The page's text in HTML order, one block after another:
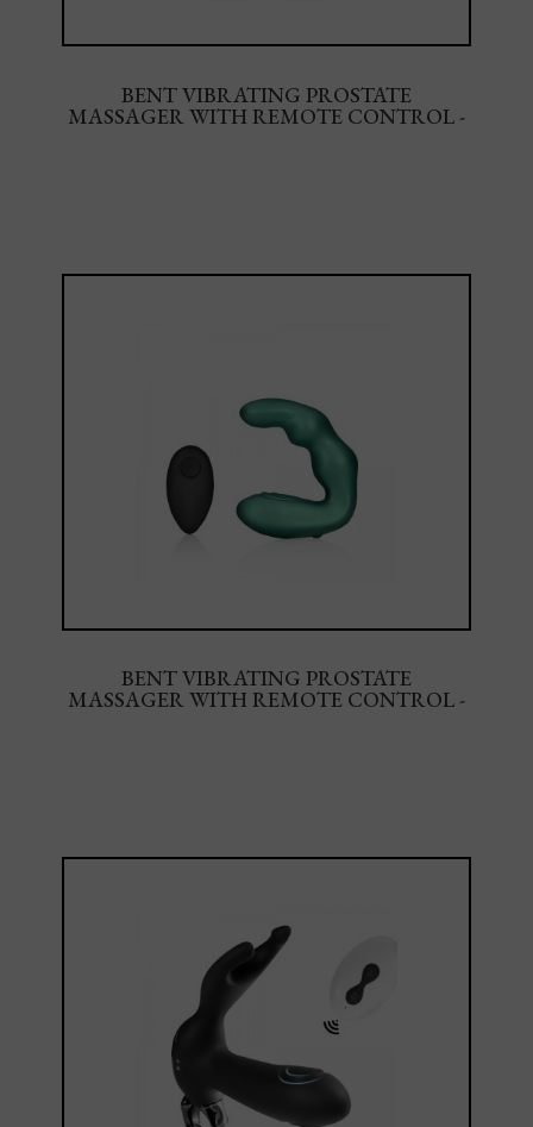
BENT VIBRATING PROSTATE
MASSAGER WITH REMOTE CONTROL -
BENT VIBRATING PROSTATE
MASSAGER WITH REMOTE CONTROL -